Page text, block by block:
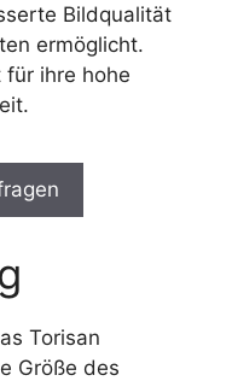
Bildqualität
ermöglicht.
für ihre hohe
Torisan
Größe des